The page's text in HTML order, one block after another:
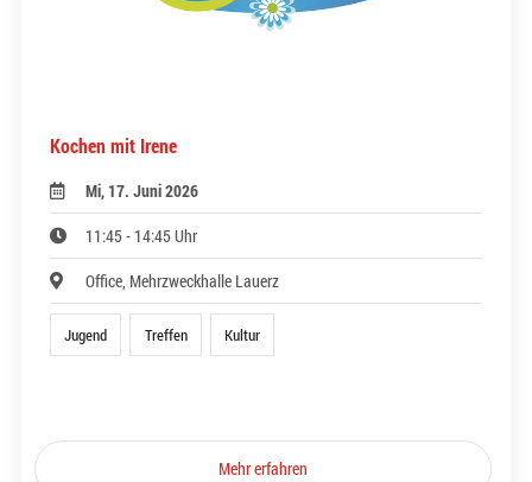
Kochen mit Irene
Mi, 17. Juni 2026
11:45 - 14:45 Uhr
Office, Mehrzweckhalle Lauerz
Jugend Treffen Kultur
Mehr erfahren